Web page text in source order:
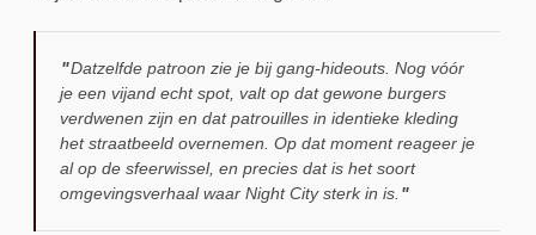
Datzelfde patroon zie je bij gang-hideouts. Nog vóór
je een vijand echt spot, valt op dat gewone burgers
verdwenen zijn en dat patrouilles in identieke kleding
het straatbeeld overnemen. Op dat moment reageer je
al op de sfeerwissel, en precies dat is het soort
omgevingsverhaal waar Night City sterk in is.